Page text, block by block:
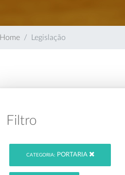
Home Legislação
Filtro
CATEGORIA: PORTARIA